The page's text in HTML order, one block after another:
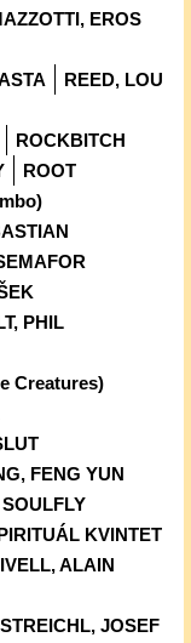
EROS
REED, LOU
ROCKBITCH
ROOT
PHIL
Creatures)
FENG YUN
SOULFLY
KVINTET
ALAIN
STREICHL, JOSEF